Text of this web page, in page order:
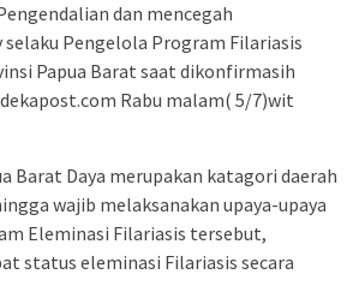
dan mencegah
Pengelola Program Filariasis
Papua Barat saat dikonfirmasih
Rabu malam( 5/7)wit
Barat Daya merupakan katagori daerah
wajib melaksanakan upaya-upaya
Eleminasi Filariasis tersebut,
status eleminasi Filariasis secara